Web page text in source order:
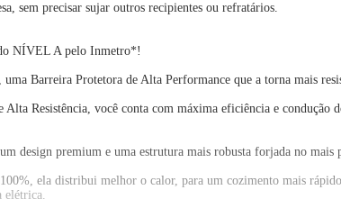
sem precisar sujar outros recipientes ou refratários.
NÍVEL A pelo Inmetro*!
Barreira Protetora de Alta Performance que a torna mais
Alta Resistência, você conta com máxima eficiência e condução
design premium e uma estrutura mais robusta forjada no mais
ela distribui melhor o calor, para um cozimento mais
elétrica.